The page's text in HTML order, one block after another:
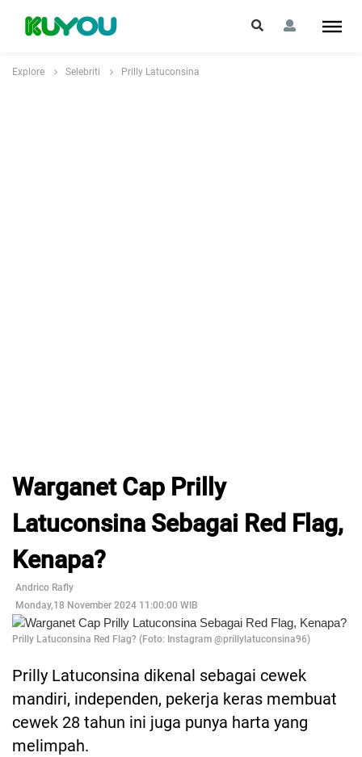
Explore Selebriti Prilly Latuconsina
Warganet Cap Prilly
Latuconsina Sebagai Red Flag,
Kenapa?
Andrico Rafly
Monday,18 November 2024 11:00:00 WIB
Prilly Latuconsina Red Flag? (Foto: Instagram @prillylatuconsina96)
Prilly Latuconsina dikenal sebagai cewek
mandiri, independen, pekerja keras membuat
cewek 28 tahun ini juga punya harta yang
melimpah.